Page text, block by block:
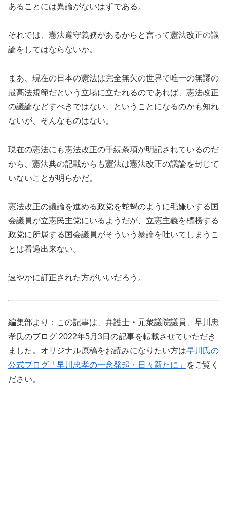
あることには異論がないはずである。
それでは、憲法遵守義務があるからと言って憲法改正の議
論をしてはならないか。
まあ、現在の日本の憲法は完全無欠の世界で唯一の無謬の
最高法規範だという立場に立たれるのであれば、憲法改正
の議論などすべきではない、ということになるのかも知れ
ないが、そんなものはない。
現在の憲法にも憲法改正の手続条項が明記されているのだ
から、憲法典の記載からも憲法は憲法改正の議論を封じて
いないことが明らかだ。
憲法改正の議論を進める政党を蛇蝎のように毛嫌いする国
会議員が立憲民主党にいるようだが、立憲主義を標榜する
政党に所属する国会議員がそういう暴論を吐いてしまうこ
とは看過出来ない。
速やかに訂正された方がいいだろう。
編集部より：この記事は、弁護士・元衆議院議員、早川忠
孝氏のブログ 2022年5月3日の記事を転載させていただき
ました。オリジナル原稿をお読みになりたい方は早川氏の
公式ブログ「早川忠孝の一念発起・日々新たに」
をご覧く
ださい。